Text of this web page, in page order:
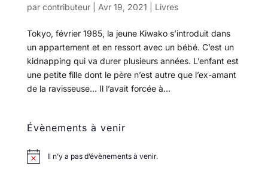
par contributeur| Avr 19, 2021 Livres
Tokyo, février 1985, la jeune Kiwako s’introduit dans
un appartement et en ressort avec un bébé. C’est un
kidnapping qui va durer plusieurs années. L’enfant est
une petite fille dont le père n’est autre que l’ex-amant
de la ravisseuse… Il l’avait forcée à...
Évènements à venir
Il n’y a pas d’évènements à venir.